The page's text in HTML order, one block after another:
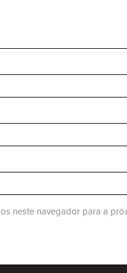
neste navegador para a